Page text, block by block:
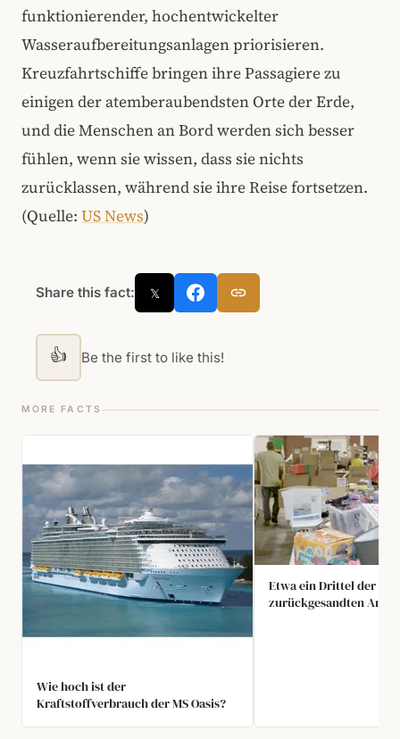
funktionierender, hochentwickelter
Wasseraufbereitungsanlagen priorisieren.
Kreuzfahrtschiffe bringen ihre Passagiere zu
einigen der atemberaubendsten Orte der Erde,
und die Menschen an Bord werden sich besser
fühlen, wenn sie wissen, dass sie nichts
zurücklassen, während sie ihre Reise fortsetzen.
(Quelle: US News)
Share this fact: 𝕏
👍 Be the first to like this!
MORE FACTS
Wie hoch ist der
Kraftstoffverbrauch der MS Oasis?
Etwa ein Drittel der an
zurückgesandten